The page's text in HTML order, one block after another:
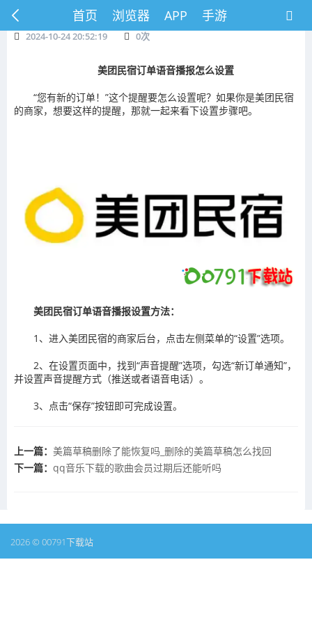
首页 浏览器 APP 手游
2024-10-24 20:52:19 0次
美团民宿订单语音播报怎么设置
“您有新的订单！”这个提醒要怎么设置呢？如果你是美团民宿
的商家，想要这样的提醒，那就一起来看下设置步骤吧。
美团民宿订单语音播报设置方法：
1、进入美团民宿的商家后台，点击左侧菜单的“设置”选项。
2、在设置页面中，找到“声音提醒”选项，勾选“新订单通知”，
并设置声音提醒方式（推送或者语音电话）。
3、点击“保存”按钮即可完成设置。
上一篇： ​美篇草稿删除了能恢复吗_删除的美篇草稿怎么找回
下一篇： ​qq音乐下载的歌曲会员过期后还能听吗
2026 © 00791下载站